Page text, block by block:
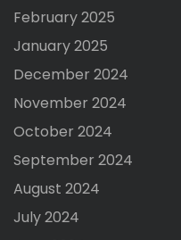
February 2025
January 2025
December 2024
November 2024
October 2024
September 2024
August 2024
July 2024